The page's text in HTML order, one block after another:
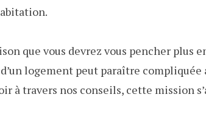
que vous devrez vous pencher plus
logement peut paraître compliquée
à travers nos conseils, cette mission